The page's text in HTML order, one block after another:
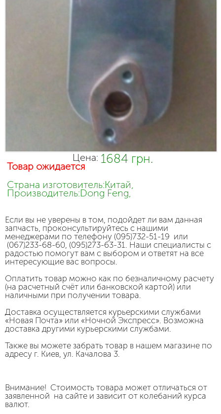
Цена: 1684 грн.
Товар ожидается
Страна изготовитель:Китай,
Производитель:Dong Feng,
Если вы не уверены в том, подойдет ли вам данная
запчасть, проконсультируйтесь с нашими
менеджерами по телефону (095)732-51-19 или
(067)233-68-60, (095)273-63-31. Наши специалисты с
радостью помогут вам с выбором и ответят на все
интересующие вас вопросы.
Оплатить товар можно как по безналичному расчету
(на расчетный счёт или банковской картой) или
наличными при получении товара.
Доставка осуществляется курьерскими службами
«Новая Почта» или «Ночной Экспресс». Возможна
доставка другими курьерскими службами.
Также вы можете забрать товар в нашем магазине по
адресу г. Киев, ул. Качалова 3.
Внимание! Стоимость товара может отличаться от
заявленной на сайте и зависит от колебаний курса
валют.